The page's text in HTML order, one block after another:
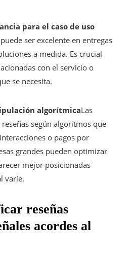
para el caso de uso
ser excelente en entregas
a medida. Es crucial
con el servicio o
se necesita.
algorítmicaLas
según algoritmos que
o pagos por
grandes pueden optimizar
mejor posicionadas
varíe.
reseñas
acordes al